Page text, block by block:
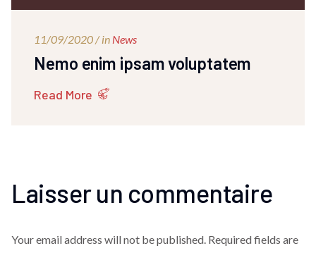
11/09/2020 / in News
Nemo enim ipsam voluptatem
Read More
Laisser un commentaire
Your email address will not be published. Required fields are